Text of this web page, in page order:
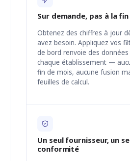
Sur demande, pas à la
Obtenez des chiffres à jour
avez besoin. Appliquez vos
de bord renvoie des
chaque établissement —
fin de mois, aucune fusion
feuilles de calcul.
Un seul fournisseur, un
conformité